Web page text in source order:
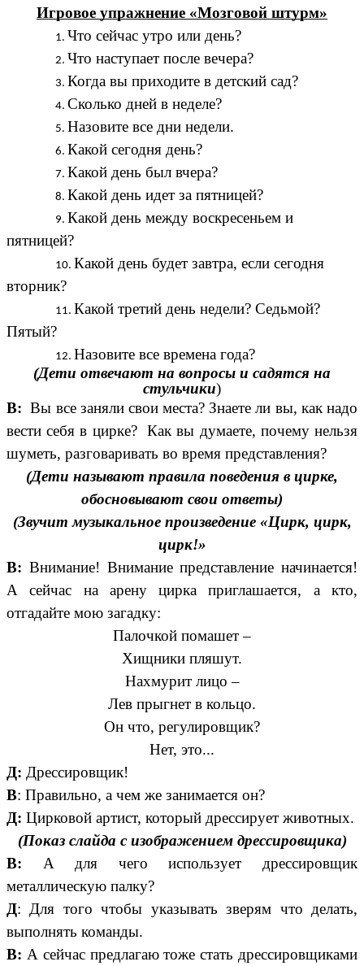
Игровое упражнение «Мозговой штурм»
Что сейчас утро или день?
Что наступает после вечера?
Когда вы приходите в детский сад?
Сколько дней в неделе?
Назовите все дни недели.
Какой сегодня день?
Какой день был вчера?
Какой день идет за пятницей?
Какой день между воскресеньем и
пятницей?
Какой день будет завтра, если сегодня
вторник?
Какой третий день недели? Седьмой?
Пятый?
Назовите все времена года?
(Дети отвечают на вопросы и садятся на
стульчики)
В: Вы все заняли свои места? Знаете ли вы, как надо
вести себя в цирке? Как вы думаете, почему нельзя
шуметь, разговаривать во время представления?
(Дети называют правила поведения в цирке,
обосновывают свои ответы)
(Звучит музыкальное произведение «Цирк, цирк,
цирк!»
В: Внимание! Внимание представление начинается!
А сейчас на арену цирка приглашается, а кто,
отгадайте мою загадку:
Палочкой помашет –
Хищники пляшут.
Нахмурит лицо –
Лев прыгнет в кольцо.
Он что, регулировщик?
Нет, это...
Д: Дрессировщик!
В: Правильно, а чем же занимается он?
Д: Цирковой артист, который дрессирует животных.
(Показ слайда с изображением дрессировщика)
В: А для чего использует дрессировщик
металлическую палку?
Д: Для того чтобы указывать зверям что делать,
выполнять команды.
В: А сейчас предлагаю тоже стать дрессировщиками